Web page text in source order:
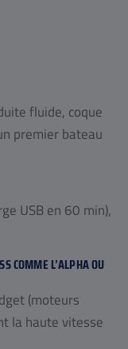
fluide, coque
premier bateau
USB en 60 min),
COMME L’ALPHA OU
(moteurs
la haute vitesse